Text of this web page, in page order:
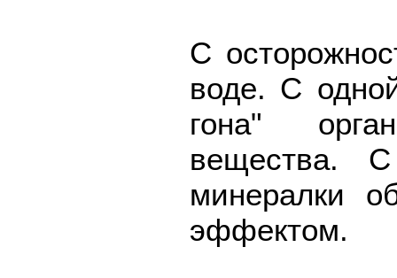
С
воде. С
гона"
вещества.
минералки
эффектом.